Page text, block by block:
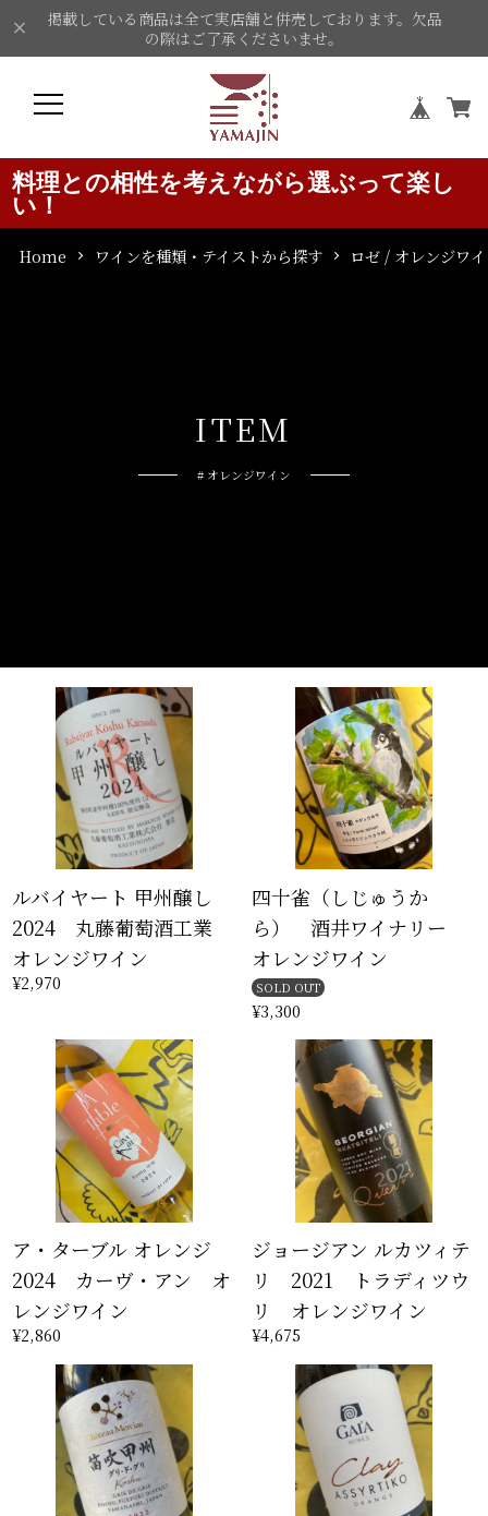
掲載している商品は全て実店舗と併売しております。欠品
の際はご了承くださいませ。
料理との相性を考えながら選ぶって楽し
い！
ITEM
# オレンジワイン
Home ワインを種類・テイストから探す ロゼ / オレンジワ
ルバイヤート 甲州醸し
2024 丸藤葡萄酒工業
オレンジワイン
¥2,970
四十雀（しじゅうか
ら） 酒井ワイナリー
オレンジワイン
SOLD OUT
¥3,300
ア・ターブル オレンジ
2024 カーヴ・アン オ
レンジワイン
¥2,860
ジョージアン ルカツィテ
リ 2021 トラディツウ
リ オレンジワイン
¥4,675